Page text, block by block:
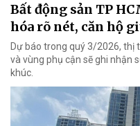
Bất động sản TP
hóa rõ nét, căn hộ
Dự báo trong quý 3/2026, thị
và vùng phụ cận sẽ ghi nhận
khúc.